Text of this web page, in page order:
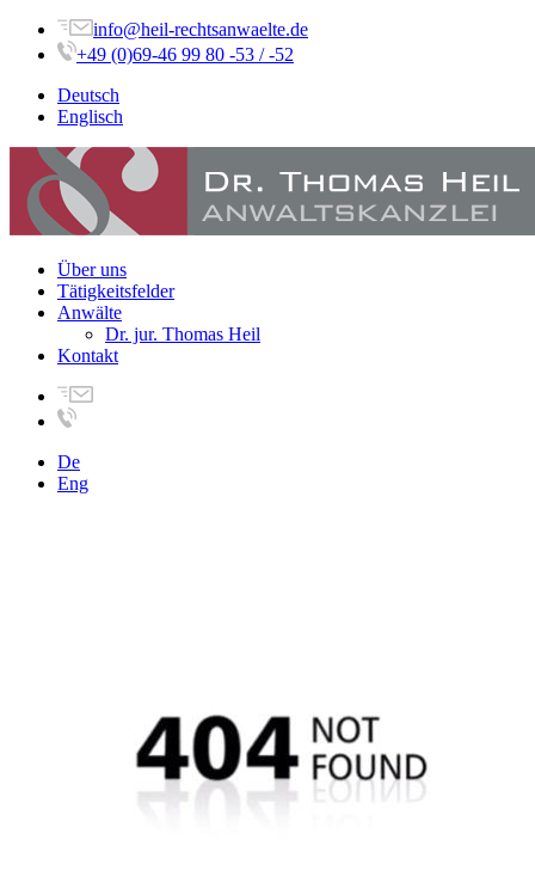
info@heil-rechtsanwaelte.de
+49 (0)69-46 99 80 -53 / -52
Deutsch
Englisch
Über uns
Tätigkeitsfelder
Anwälte
Dr. jur. Thomas Heil
Kontakt
De
Eng